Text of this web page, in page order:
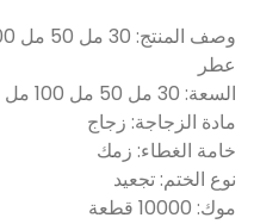
عطر
السعة: 30 مل 50 مل 100 مل
مادة الزجاجة: زجاج
خامة الغطاء: زمك
نوع الختم: تجعيد
موك: 10000 قطعة